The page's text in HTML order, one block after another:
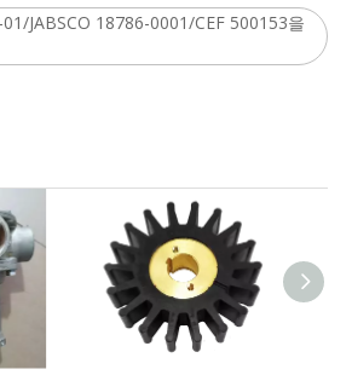
JABSCO 18786-0001/CEF 500153을